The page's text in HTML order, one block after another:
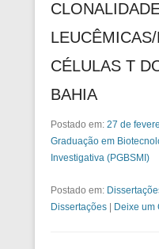
CÉLULAS T
BAHIA
Postado em: 27 de
Graduação em
Investigativa (PGBSMI)
Postado em:
Dissertações
Deixe um